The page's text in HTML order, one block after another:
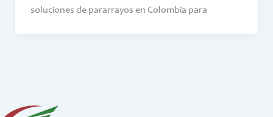
soluciones de pararrayos en Colombia para